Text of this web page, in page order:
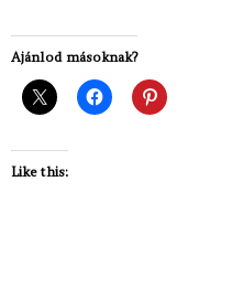
Ajánlod másoknak?
Like this: